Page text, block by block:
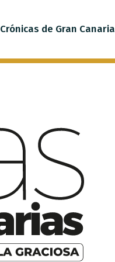
Crónicas de Gran Canaria